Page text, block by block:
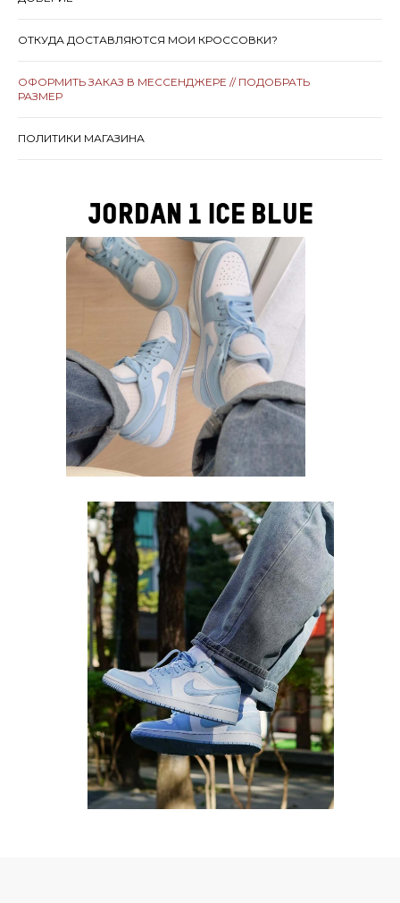
ОТКУДА ДОСТАВЛЯЮТСЯ МОИ КРОССОВКИ?
ОФОРМИТЬ ЗАКАЗ В МЕССЕНДЖЕРЕ // ПОДОБРАТЬ
РАЗМЕР
ПОЛИТИКИ МАГАЗИНА
jordan 1 Ice Blue